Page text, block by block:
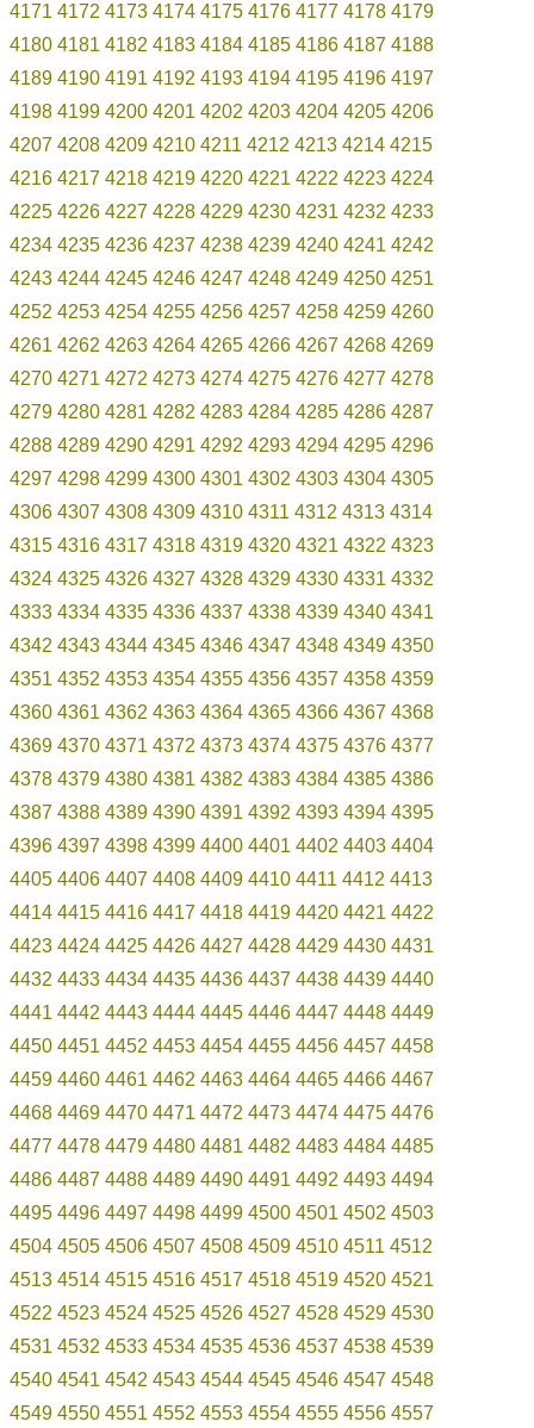
4171 4172 4173 4174 4175 4176 4177 4178 4179
4180 4181 4182 4183 4184 4185 4186 4187 4188
4189 4190 4191 4192 4193 4194 4195 4196 4197
4198 4199 4200 4201 4202 4203 4204 4205 4206
4207 4208 4209 4210 4211 4212 4213 4214 4215
4216 4217 4218 4219 4220 4221 4222 4223 4224
4225 4226 4227 4228 4229 4230 4231 4232 4233
4234 4235 4236 4237 4238 4239 4240 4241 4242
4243 4244 4245 4246 4247 4248 4249 4250 4251
4252 4253 4254 4255 4256 4257 4258 4259 4260
4261 4262 4263 4264 4265 4266 4267 4268 4269
4270 4271 4272 4273 4274 4275 4276 4277 4278
4279 4280 4281 4282 4283 4284 4285 4286 4287
4288 4289 4290 4291 4292 4293 4294 4295 4296
4297 4298 4299 4300 4301 4302 4303 4304 4305
4306 4307 4308 4309 4310 4311 4312 4313 4314
4315 4316 4317 4318 4319 4320 4321 4322 4323
4324 4325 4326 4327 4328 4329 4330 4331 4332
4333 4334 4335 4336 4337 4338 4339 4340 4341
4342 4343 4344 4345 4346 4347 4348 4349 4350
4351 4352 4353 4354 4355 4356 4357 4358 4359
4360 4361 4362 4363 4364 4365 4366 4367 4368
4369 4370 4371 4372 4373 4374 4375 4376 4377
4378 4379 4380 4381 4382 4383 4384 4385 4386
4387 4388 4389 4390 4391 4392 4393 4394 4395
4396 4397 4398 4399 4400 4401 4402 4403 4404
4405 4406 4407 4408 4409 4410 4411 4412 4413
4414 4415 4416 4417 4418 4419 4420 4421 4422
4423 4424 4425 4426 4427 4428 4429 4430 4431
4432 4433 4434 4435 4436 4437 4438 4439 4440
4441 4442 4443 4444 4445 4446 4447 4448 4449
4450 4451 4452 4453 4454 4455 4456 4457 4458
4459 4460 4461 4462 4463 4464 4465 4466 4467
4468 4469 4470 4471 4472 4473 4474 4475 4476
4477 4478 4479 4480 4481 4482 4483 4484 4485
4486 4487 4488 4489 4490 4491 4492 4493 4494
4495 4496 4497 4498 4499 4500 4501 4502 4503
4504 4505 4506 4507 4508 4509 4510 4511 4512
4513 4514 4515 4516 4517 4518 4519 4520 4521
4522 4523 4524 4525 4526 4527 4528 4529 4530
4531 4532 4533 4534 4535 4536 4537 4538 4539
4540 4541 4542 4543 4544 4545 4546 4547 4548
4549 4550 4551 4552 4553 4554 4555 4556 4557